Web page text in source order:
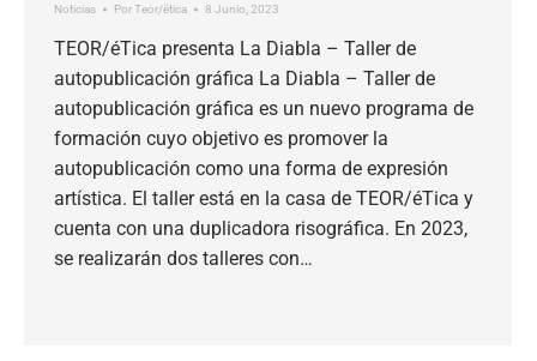
Noticias PorTeor/ética 8 Junio, 2023
TEOR/éTica presenta La Diabla – Taller de
autopublicación gráfica La Diabla – Taller de
autopublicación gráfica es un nuevo programa de
formación cuyo objetivo es promover la
autopublicación como una forma de expresión
artística. El taller está en la casa de TEOR/éTica y
cuenta con una duplicadora risográfica. En 2023,
se realizarán dos talleres con…